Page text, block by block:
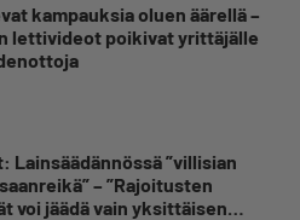
kampauksia oluen äärellä –
lettivideot poikivat yrittäjälle
Lainsäädännössä ”villisian
– ”Rajoitusten
voi jäädä vain yksittäisen